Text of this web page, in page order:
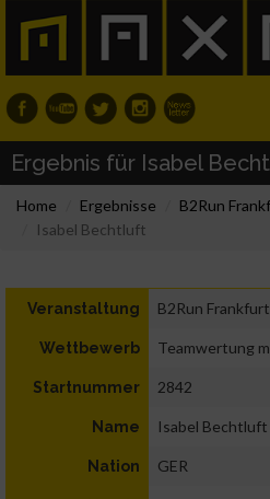
Ergebnis für Isabel
Home Ergebnisse B2Run
Isabel Bechtluft
Veranstaltung B2Run Frankfurt
Wettbewerb Teamwertung
Startnummer 2842
Name Isabel Bechtluft
Nation GER